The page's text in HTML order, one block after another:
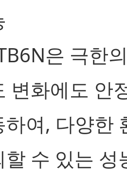
은 극한
변화에도 안
하여, 다양한
할 수 있는 성